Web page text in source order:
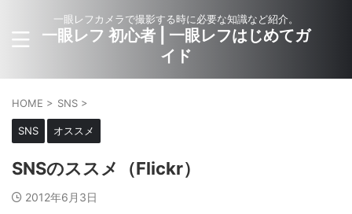
一眼レフカメラで撮影する時に必要な知識など紹介。
一眼レフ 初心者 | 一眼レフはじめてガ
イド
HOME > SNS >
SNS オススメ
SNSのススメ（Flickr）
2012年6月3日